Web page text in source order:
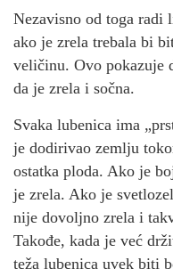
Nezavisno od toga
ako je zrela trebala bi
veličinu. Ovo pokazuje
da je zrela i sočna.
Svaka lubenica ima
je dodirivao zemlju
ostatka ploda. Ako je
je zrela. Ako je
nije dovoljno zrela i
Takođe, kada je već
teža lubenica uvek biti